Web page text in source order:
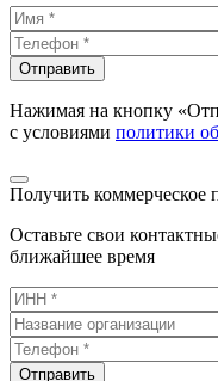
Отправить
Нажимая на кнопку
с условиями политики
Получить коммерческое
Оставьте свои
ближайшее время
Отправить